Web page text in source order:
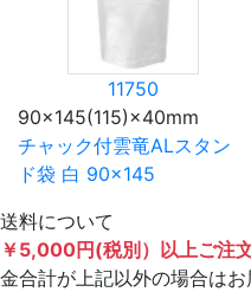
11750
90×145(115)×40mm
チャック付雲竜ALスタン
ド袋 白 90×145
送料について
￥5,000円(税別）以上ご注
金合計が上記以外の場合は